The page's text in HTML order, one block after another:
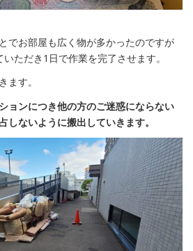
でお部屋も広く物が多かったのですが
ただき1日で作業を完了させます。
ます。
ョンにつき他の方のご迷惑にならない
しないように搬出していきます。